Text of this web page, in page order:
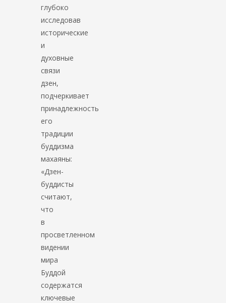
глубоко
исследовав
исторические
и
духовные
связи
дзен,
подчеркивает
принадлежность
его
традиции
буддизма
махаяны:
«Дзен-
буддисты
считают,
что
в
просветленном
видении
мира
Буддой
содержатся
ключевые